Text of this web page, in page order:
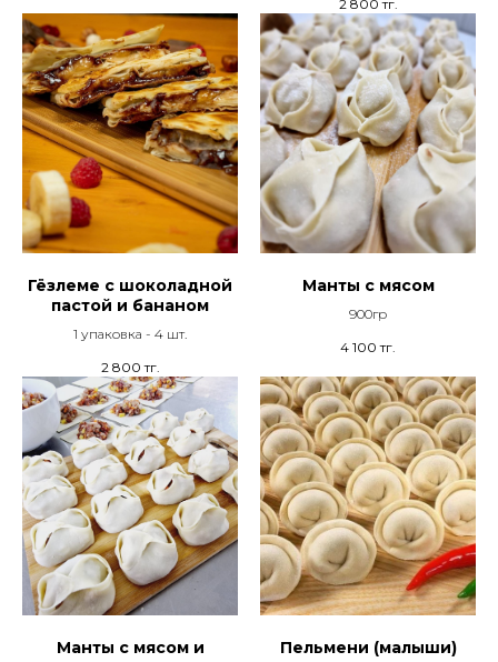
2 800 тг.
Гёзлеме с шоколадной
пастой и бананом
1 упаковка - 4 шт.
2 800 тг.
Манты с мясом
900гр
4 100 тг.
Манты с мясом и
Пельмени (малыши)